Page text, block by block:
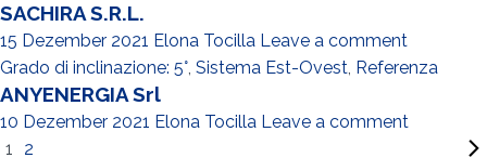
SACHIRA S.R.L.
15 Dezember 2021 Elona Tocilla Leave a comment
Grado di inclinazione: 5°, Sistema Est-Ovest, Referenza
ANYENERGIA Srl
10 Dezember 2021 Elona Tocilla Leave a comment
1
2